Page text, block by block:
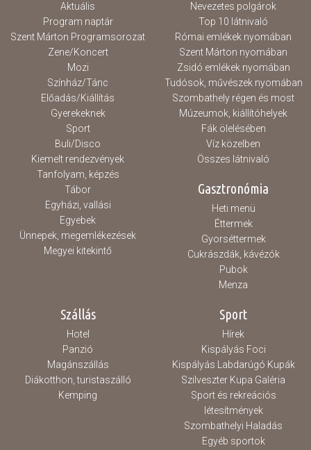
Aktuális
Program naptár
Szent Márton Programsorozat
Zene/Koncert
Mozi
Színház/Tánc
Előadás/Kiállítás
Gyerekeknek
Sport
Buli/Disco
Kiemelt rendezvények
Tanfolyam, képzés
Tábor
Egyházi, vallási
Egyebek
Ünnepek, megemlékezések
Megyei kitekintő
Nevezetes polgárok
Top 10 látnivaló
Római emlékek nyomában
Szent Márton nyomában
Zsidó emlékek nyomában
Tudósok, művészek nyomában
Szombathely régen és most
Múzeumok, kiállítóhelyek
Fák ölelésében
Víz közelben
Összes látnivaló
Gasztronómia
Heti menü
Éttermek
Gyorséttermek
Cukrászdák, kávézók
Pubok
Menza
Szállás
Hotel
Panzió
Magánszállás
Diákotthon, turistaszálló
Kemping
Sport
Hírek
Kispályás Foci
Kispályás Labdarúgó Kupák
Szilveszter Kupa Galéria
Sport és rekreációs
létesítmények
Szombathelyi Haladás
Egyéb sportok